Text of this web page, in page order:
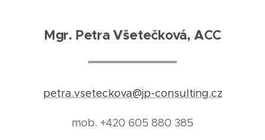
Mgr. Petra Všetečková, ACC
petra.vseteckova@jp-consulting.cz
mob. +420 605 880 385